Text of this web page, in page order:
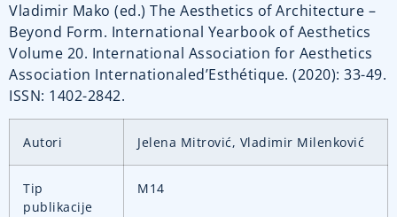
Vladimir Mako (ed.) The Aesthetics of Architecture –
Beyond Form. International Yearbook of Aesthetics
Volume 20. International Association for Aesthetics
Association Internationaled’Esthétique. (2020): 33-49.
ISSN: 1402-2842.
Autori Jelena Mitrović, Vladimir Milenković
Tip
publikacije
M14